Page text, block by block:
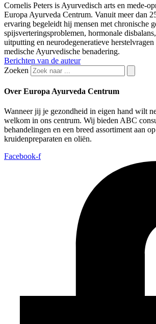
Cornelis Peters is Ayurvedisch arts en mede-
Europa Ayurveda Centrum. Vanuit meer dan
ervaring begeleidt hij mensen met chronische
spijsverteringsproblemen, hormonale
uitputting en neurodegeneratieve
medische Ayurvedische benadering.
Berichten van de auteur
Zoeken
Over Europa Ayurveda Centrum
Wanneer jij je gezondheid in eigen hand wilt
welkom in ons centrum. Wij bieden ABC
behandelingen en een breed assortiment aan
kruidenpreparaten en oliën.
Facebook-f